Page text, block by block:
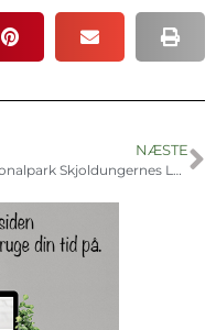
NÆSTE
Nationalpark Skjoldungernes Land fejrer 10 grønne år